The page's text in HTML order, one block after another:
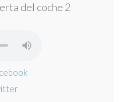
del coche 2